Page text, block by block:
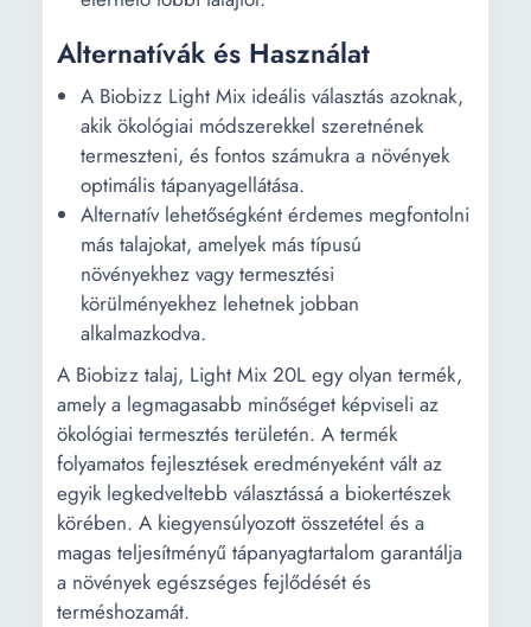
Alternatívák és Használat
A Biobizz Light Mix ideális választás azoknak,
akik ökológiai módszerekkel szeretnének
termeszteni, és fontos számukra a növények
optimális tápanyagellátása.
Alternatív lehetőségként érdemes megfontolni
más talajokat, amelyek más típusú
növényekhez vagy termesztési
körülményekhez lehetnek jobban
alkalmazkodva.
A Biobizz talaj, Light Mix 20L egy olyan termék,
amely a legmagasabb minőséget képviseli az
ökológiai termesztés területén. A termék
folyamatos fejlesztések eredményeként vált az
egyik legkedveltebb választássá a biokertészek
körében. A kiegyensúlyozott összetétel és a
magas teljesítményű tápanyagtartalom garantálja
a növények egészséges fejlődését és
terméshozamát.